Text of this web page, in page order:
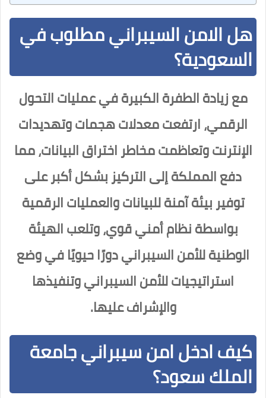
هل الامن السيبراني مطلوب في
السعودية؟
مع زيادة الطفرة الكبيرة في عمليات التحول
الرقمي، ارتفعت معدلات هجمات وتهديدات
الإنترنت وتعاظمت مخاطر اختراق البيانات، مما
دفع المملكة إلى التركيز بشكل أكبر على
توفير بيئة آمنة للبيانات والعمليات الرقمية
بواسطة نظام أمني قوي، وتلعب الهيئة
الوطنية للأمن السيبراني دورًا حيويًا في وضع
استراتيجيات للأمن السيبراني وتنفيذها
والإشراف عليها.
كيف ادخل امن سيبراني جامعة
الملك سعود؟